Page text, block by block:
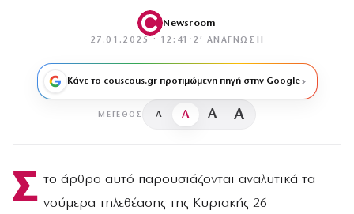
Newsroom
27.01.2025 · 12:41 · 2′ ΑΝΆΓΝΩΣΗ
Κάνε το couscous.gr προτιμώμενη πηγή στην Google
ΜΈΓΕΘΟΣ A A A A
Σ το άρθρο αυτό παρουσιάζονται αναλυτικά τα
νούμερα τηλεθέασης της Κυριακής 26